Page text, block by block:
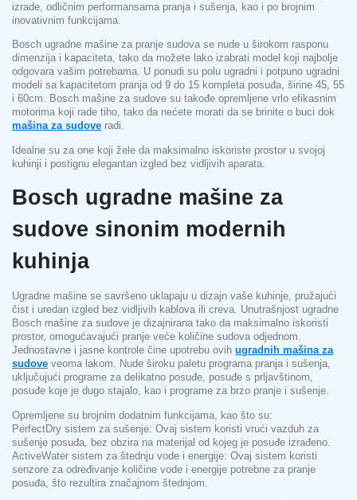
izrade, odličnim performansama pranja i sušenja, kao i po brojnim
inovativnim funkcijama.
Bosch ugradne mašine za pranje sudova se nude u širokom rasponu
dimenzija i kapaciteta, tako da možete lako izabrati model koji najbolje
odgovara vašim potrebama. U ponudi su polu ugradni i potpuno ugradni
modeli sa kapacitetom pranja od 9 do 15 kompleta posuđa, širine 45, 55
i 60cm. Bosch mašine za sudove su takođe opremljene vrlo efikasnim
motorima koji rade tiho, tako da nećete morati da se brinite o buci dok
mašina za sudove radi.
Idealne su za one koji žele da maksimalno iskoriste prostor u svojoj
kuhinji i postignu elegantan izgled bez vidljivih aparata.
Bosch ugradne mašine za
sudove sinonim modernih
kuhinja
Ugradne mašine se savršeno uklapaju u dizajn vaše kuhinje, pružajući
čist i uredan izgled bez vidljivih kablova ili creva. Unutrašnjost ugradne
Bosch mašine za sudove je dizajnirana tako da maksimalno iskoristi
prostor, omogućavajući pranje veće količine sudova odjednom.
Jednostavne i jasne kontrole čine upotrebu ovih ugradnih mašina za
sudove veoma lakom. Nude široku paletu programa pranja i sušenja,
uključujući programe za delikatno posuđe, posuđe s prljavštinom,
posuđe koje je dugo stajalo, kao i programe za brzo pranje i sušenje.
Opremljene su brojnim dodatnim funkcijama, kao što su:
PerfectDry sistem za sušenje: Ovaj sistem koristi vrući vazduh za
sušenje posuđa, bez obzira na materijal od kojeg je posuđe izrađeno.
ActiveWater sistem za štednju vode i energije: Ovaj sistem koristi
senzore za određivanje količine vode i energije potrebne za pranje
posuđa, što rezultira značajnom štednjom.